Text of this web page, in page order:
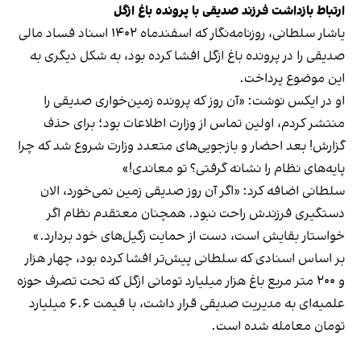
ارتباط بازداشت‌ فرزند صدیقی با پرونده باغ ازگل
یاشار سلطانی، روزنامه‌نگار که اسفندماه ۱۴۰۲ اسناد فساد مالی
صدیقی را در پرونده باغ ازگل افشا کرده بود، به شکل دیگری به
این موضوع پرداخت.
او در ایکس نوشت: «آن روز که پرونده زمین‌خواری صدیقی را
منتشر کردم، اولین تماس از وزارت اطلاعات بود؛ برای حذف
گزارش! بعد احضار و بازجویی‌های متعدد وزارت شروع شد که چرا
پایه‌های نظام را نشانه گرفتی؟ تو معاندی!»
سلطانی اضافه کرد: «اگر آن روز صدیقی زمین نمی‌خورد، الان
دستگیری فرزندش راحت نبود. همچنان معتقدم نظام اگر
خواستار بقایش است، دست از حمایت زگیل‌های خود بردارد.»
بر اساس اسنادی که سلطانی پیش‌تر افشا کرده بود، چهار هزار
و ۲۰۰ متر مربع باغ هزار میلیارد تومانی ازگل که تحت تصرف حوزه
علمیه‌‌‌ای به مدیریت صدیقی قرار داشت، با قیمت ۶.۶ میلیارد
تومان معامله شده است.